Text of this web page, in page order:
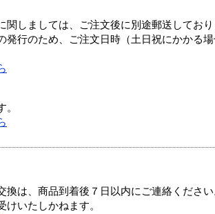
関しましては、ご注文後に別途郵送しており
発行のため、ご注文日時（土日祝にかかる
。
換は、商品到着後７日以内にご連絡くださ
いたしかねます。